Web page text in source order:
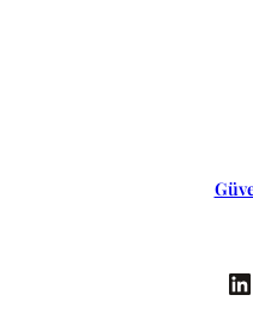
LinkedIn